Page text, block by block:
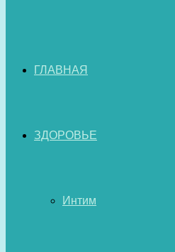
ГЛАВНАЯ
ЗДОРОВЬЕ
Интим